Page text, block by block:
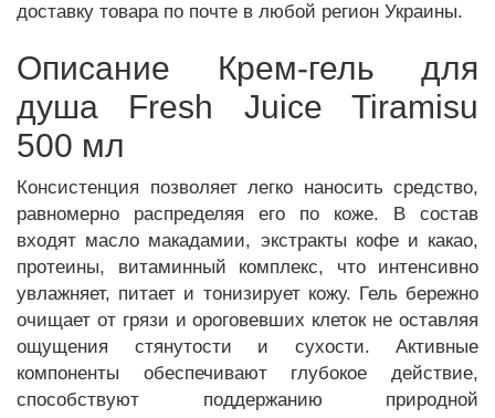
доставку товара по почте в любой регион Украины.
Описание Крем-гель для
душа Fresh Juice Tiramisu
500 мл
Консистенция позволяет легко наносить средство,
равномерно распределяя его по коже. В состав
входят масло макадамии, экстракты кофе и какао,
протеины, витаминный комплекс, что интенсивно
увлажняет, питает и тонизирует кожу. Гель бережно
очищает от грязи и ороговевших клеток не оставляя
ощущения стянутости и сухости. Активные
компоненты обеспечивают глубокое действие,
способствуют поддержанию природной